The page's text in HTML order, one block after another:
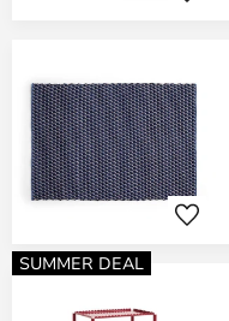
SUMMER DEAL